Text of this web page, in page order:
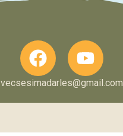
vecsesimadarles@gmail.com